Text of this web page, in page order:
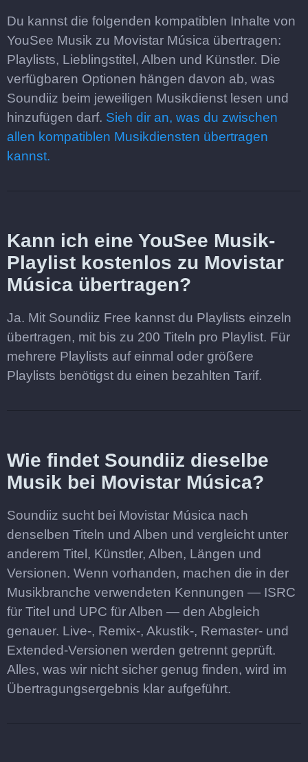
Du kannst die folgenden kompatiblen Inhalte von
YouSee Musik zu Movistar Música übertragen:
Playlists, Lieblingstitel, Alben und Künstler. Die
verfügbaren Optionen hängen davon ab, was
Soundiiz beim jeweiligen Musikdienst lesen und
hinzufügen darf. Sieh dir an, was du zwischen
allen kompatiblen Musikdiensten übertragen
kannst.
Kann ich eine YouSee Musik-
Playlist kostenlos zu Movistar
Música übertragen?
Ja. Mit Soundiiz Free kannst du Playlists einzeln
übertragen, mit bis zu 200 Titeln pro Playlist. Für
mehrere Playlists auf einmal oder größere
Playlists benötigst du einen bezahlten Tarif.
Wie findet Soundiiz dieselbe
Musik bei Movistar Música?
Soundiiz sucht bei Movistar Música nach
denselben Titeln und Alben und vergleicht unter
anderem Titel, Künstler, Alben, Längen und
Versionen. Wenn vorhanden, machen die in der
Musikbranche verwendeten Kennungen — ISRC
für Titel und UPC für Alben — den Abgleich
genauer. Live-, Remix-, Akustik-, Remaster- und
Extended-Versionen werden getrennt geprüft.
Alles, was wir nicht sicher genug finden, wird im
Übertragungsergebnis klar aufgeführt.